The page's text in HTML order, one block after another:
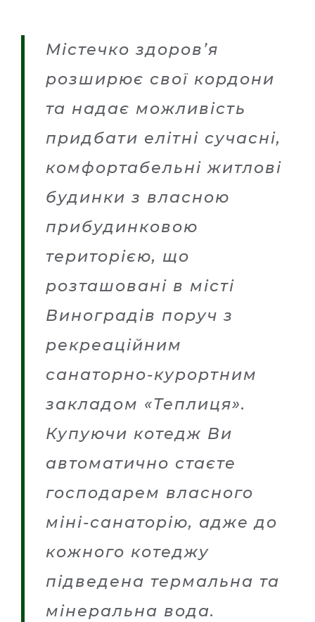
ТАУНХАУС
ТАУНХАУС АМЕТИСТ
Містечко здоров’я
розширює свої кордони
та надає можливість
придбати елітні сучасні,
комфортабельні житлові
будинки з власною
прибудинковою
територією, що
розташовані в місті
Виноградів поруч з
рекреаційним
санаторно-курортним
закладом «Теплиця».
Купуючи котедж Ви
автоматично стаєте
господарем власного
міні-санаторію, адже до
кожного котеджу
підведена термальна та
мінеральна вода.